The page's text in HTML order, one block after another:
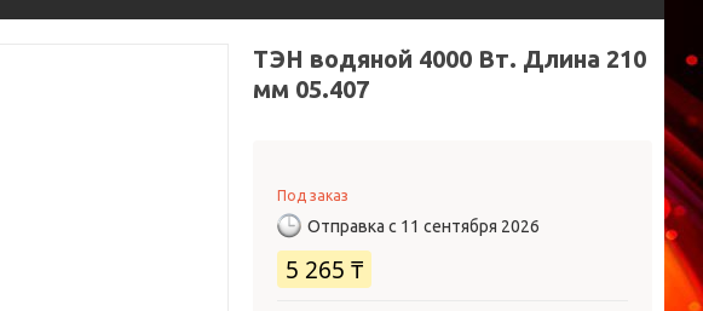
ТЭН водяной 4000 Вт. Длина 210
мм 05.407
Под заказ
Отправка с 11 сентября 2026
5 265 ₸